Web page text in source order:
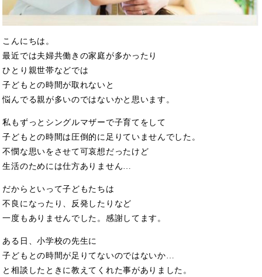
こんにちは。
最近では夫婦共働きの家庭が多かったり
ひとり親世帯などでは
子どもとの時間が取れないと
悩んでる親が多いのではないかと思います。
私もずっとシングルマザーで子育てをして
子どもとの時間は圧倒的に足りていませんでした。
不憫な思いをさせて可哀想だったけど
生活のためには仕方ありません…
だからといって子どもたちは
不良になったり、反発したりなど
一度もありませんでした。感謝してます。
ある日、小学校の先生に
子どもとの時間が足りてないのではないか…
と相談したときに教えてくれた事がありました。